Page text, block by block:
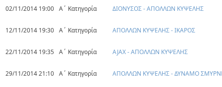
02/11/2014 19:00 Α΄ Κατηγορία ΔΙΟΝΥΣΟΣ - ΑΠΟΛΛΩΝ ΚΥΨΕΛΗΣ
12/11/2014 19:30 Α΄ Κατηγορία ΑΠΟΛΛΩΝ ΚΥΨΕΛΗΣ - ΙΚΑΡΟΣ
22/11/2014 19:35 Α΄ Κατηγορία AJAX - ΑΠΟΛΛΩΝ ΚΥΨΕΛΗΣ
29/11/2014 21:10 Α΄ Κατηγορία ΑΠΟΛΛΩΝ ΚΥΨΕΛΗΣ - ΔΥΝΑΜΟ